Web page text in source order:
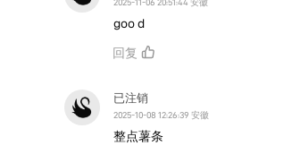
2025-11-06 20:51:44 安徽
goo d
回复
已注销
2025-10-08 12:26:39 安徽
整点薯条